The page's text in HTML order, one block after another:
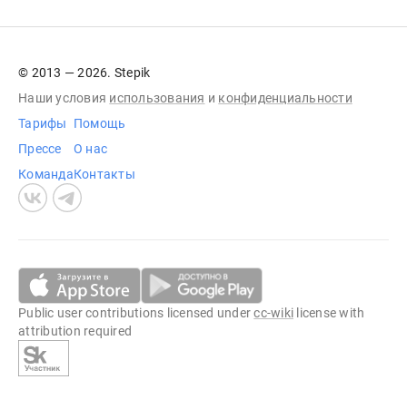
© 2013 — 2026. Stepik
Наши условия использования и конфиденциальности
Тарифы
Прессе
Команда
Помощь
О нас
Контакты
Public user contributions licensed undercc-wiki license with
attribution required